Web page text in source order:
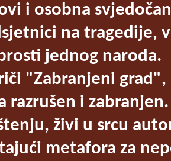
i osobna
na tragedije,
jednog naroda.
"Zabranjeni
razrušen i
živi u srcu
metafora za